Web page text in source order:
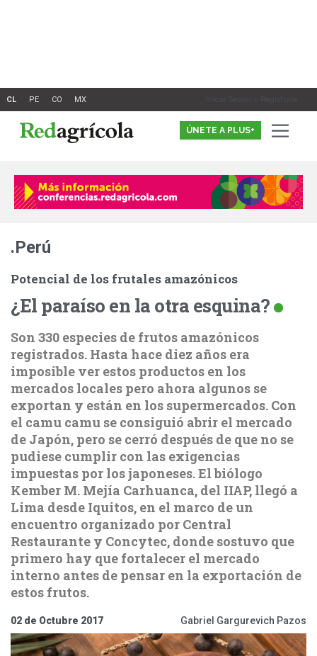
Inicia Sesión o Registrate
ÚNETE A PLUS+
.Perú
Potencial de los frutales amazónicos
¿El paraíso en la otra esquina?
Son 330 especies de frutos amazónicos
registrados. Hasta hace diez años era
imposible ver estos productos en los
mercados locales pero ahora algunos se
exportan y están en los supermercados. Con
el camu camu se consiguió abrir el mercado
de Japón, pero se cerró después de que no se
pudiese cumplir con las exigencias
impuestas por los japoneses. El biólogo
Kember M. Mejía Carhuanca, del IIAP, llegó a
Lima desde Iquitos, en el marco de un
encuentro organizado por Central
Restaurante y Concytec, donde sostuvo que
primero hay que fortalecer el mercado
interno antes de pensar en la exportación de
estos frutos.
02 de Octubre 2017 Gabriel Gargurevich Pazos